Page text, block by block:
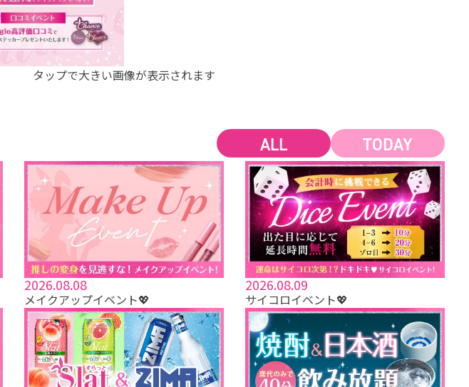
タップで大きい画像が表示されます
ALL TODAY
2026.08.08
メイクアップイベント💖
2026.08.09
サイコロイベント💖